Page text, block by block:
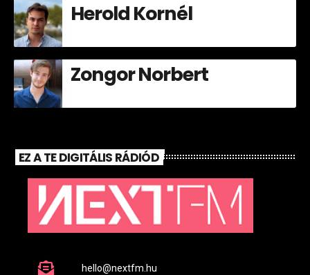
Herold Kornél
Zongor Norbert
EZ A TE DIGITÁLIS RÁDIÓD
hello@nextfm.hu